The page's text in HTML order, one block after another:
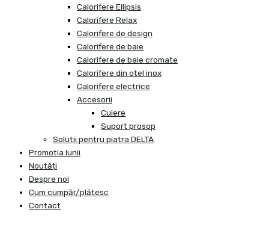
Calorifere Ellipsis
Calorifere Relax
Calorifere de design
Calorifere de baie
Calorifere de baie cromate
Calorifere din otel inox
Calorifere electrice
Accesorii
Cuiere
Suport prosop
Solutii pentru piatra DELTA
Promotia lunii
Noutăți
Despre noi
Cum cumpăr/plătesc
Contact